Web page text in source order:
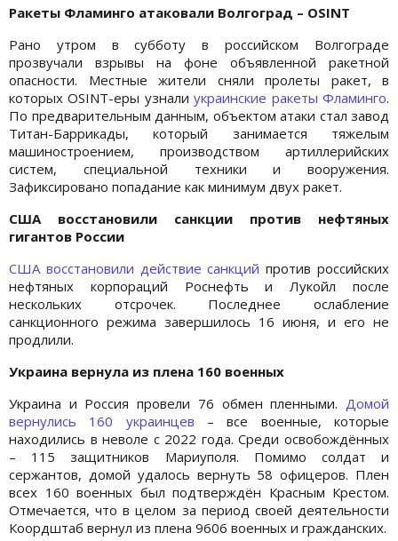
Ракеты Фламинго атаковали Волгоград – OSINT
Рано утром в субботу в российском Волгограде
прозвучали взрывы на фоне объявленной ракетной
опасности. Местные жители сняли пролеты ракет, в
которых OSINT-еры узналиукраинские ракеты Фламинго.
По предварительным данным, объектом атаки стал завод
Титан-Баррикады, который занимается тяжелым
машиностроением, производством артиллерийских
систем, специальной техники и вооружения.
Зафиксировано попадание как минимум двух ракет.
США восстановили санкции против нефтяных
гигантов России
США восстановили действие санкцийпротив российских
нефтяных корпораций Роснефть и Лукойл после
нескольких отсрочек. Последнее ослабление
санкционного режима завершилось 16 июня, и его не
продлили.
Украина вернула из плена 160 военных
Украина и Россия провели 76 обмен пленными. Домой
вернулись 160 украинцев – все военные, которые
находились в неволе с 2022 года. Среди освобождённых
– 115 защитников Мариуполя. Помимо солдат и
сержантов, домой удалось вернуть 58 офицеров. Плен
всех 160 военных был подтверждён Красным Крестом.
Отмечается, что в целом за период своей деятельности
Коордштаб вернул из плена 9606 военных и гражданских.